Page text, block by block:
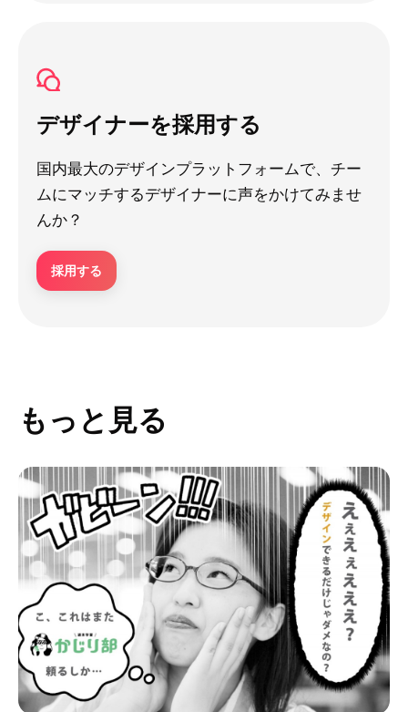
デザイナーを採用する
国内最大のデザインプラットフォームで、チー
ムにマッチするデザイナーに声をかけてみませ
んか？
採用する
もっと見る